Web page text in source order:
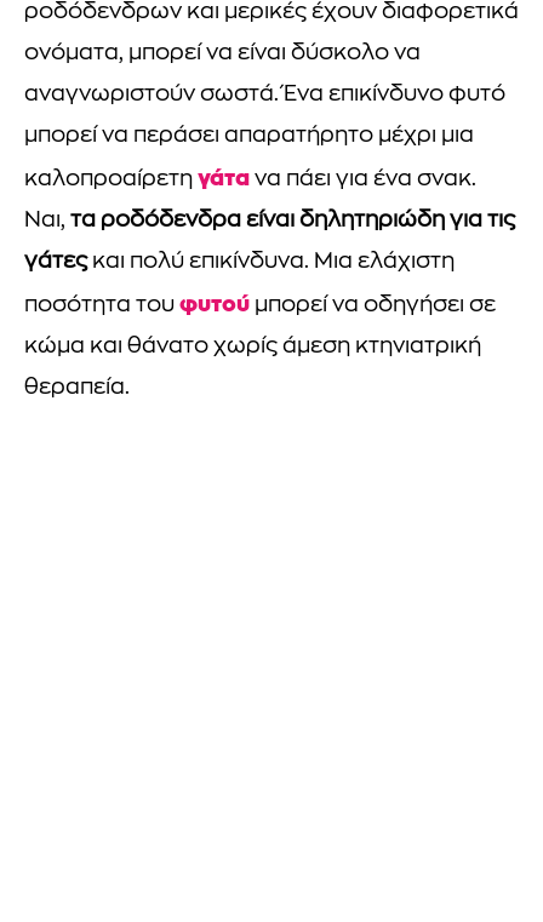
ροδόδενδρων και μερικές έχουν διαφορετικά
ονόματα, μπορεί να είναι δύσκολο να
αναγνωριστούν σωστά. Ένα επικίνδυνο φυτό
μπορεί να περάσει απαρατήρητο μέχρι μια
καλοπροαίρετη γάτα να πάει για ένα σνακ.
Ναι, τα ροδόδενδρα είναι δηλητηριώδη για τις
γάτεςκαι πολύ επικίνδυνα. Μια ελάχιστη
ποσότητα του φυτού μπορεί να οδηγήσει σε
κώμα και θάνατο χωρίς άμεση κτηνιατρική
θεραπεία.